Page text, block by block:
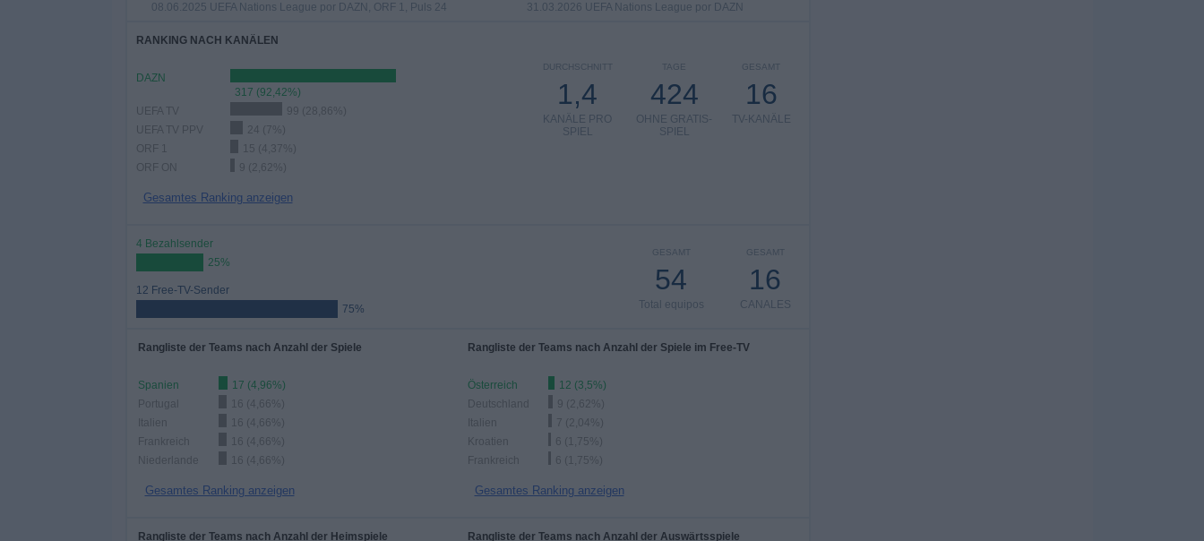
08.06.2025 UEFA Nations League por DAZN, ORF 1, Puls 24 31.03.2026 UEFA Nations League por DAZN
RANKING NACH KANÄLEN
DAZN
317 (92,42%)
UEFA TV
99 (28,86%)
UEFA TV PPV
24 (7%)
ORF 1
15 (4,37%)
ORF ON
9 (2,62%)
Gesamtes Ranking anzeigen
GESAMT
16
TV-KANÄLE
TAGE
424
OHNE GRATIS-
SPIEL
DURCHSCHNITT
1,4
KANÄLE PRO
SPIEL
4 Bezahlsender
25%
12 Free-TV-Sender
75%
GESAMT
16
CANALES
GESAMT
54
Total equipos
Rangliste der Teams nach Anzahl der Spiele
Spanien
17 (4,96%)
Portugal
16 (4,66%)
Italien
16 (4,66%)
Frankreich
16 (4,66%)
Niederlande
16 (4,66%)
Gesamtes Ranking anzeigen
Rangliste der Teams nach Anzahl der Spiele im Free-TV
Österreich
12 (3,5%)
Deutschland
9 (2,62%)
Italien
7 (2,04%)
Kroatien
6 (1,75%)
Frankreich
6 (1,75%)
Gesamtes Ranking anzeigen
Rangliste der Teams nach Anzahl der Heimspiele Rangliste der Teams nach Anzahl der Auswärtsspiele